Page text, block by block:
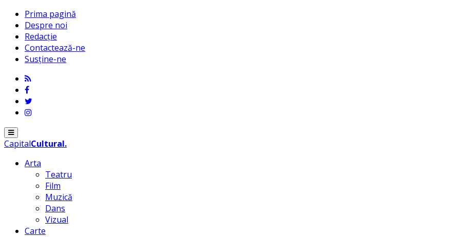
Prima pagină
Despre noi
Redacție
Contactează-ne
Susține-ne
Menu
CapitalCultural.
Arta
Teatru
Film
Muzică
Dans
Vizual
Carte